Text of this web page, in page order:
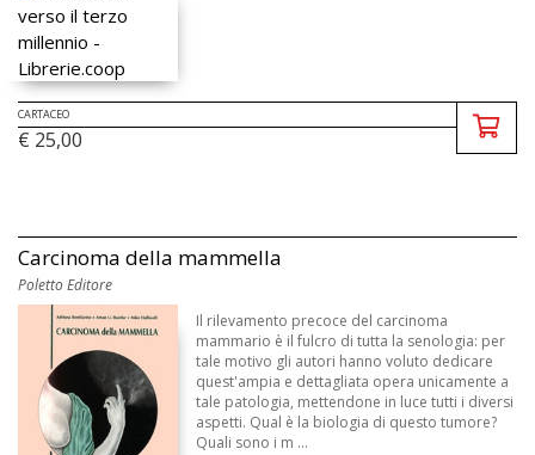
CARTACEO
€ 25,00
Carcinoma della mammella
Poletto Editore
Il rilevamento precoce del carcinoma
mammario è il fulcro di tutta la senologia: per
tale motivo gli autori hanno voluto dedicare
quest'ampia e dettagliata opera unicamente a
tale patologia, mettendone in luce tutti i diversi
aspetti. Qual è la biologia di questo tumore?
Quali sono i m ...